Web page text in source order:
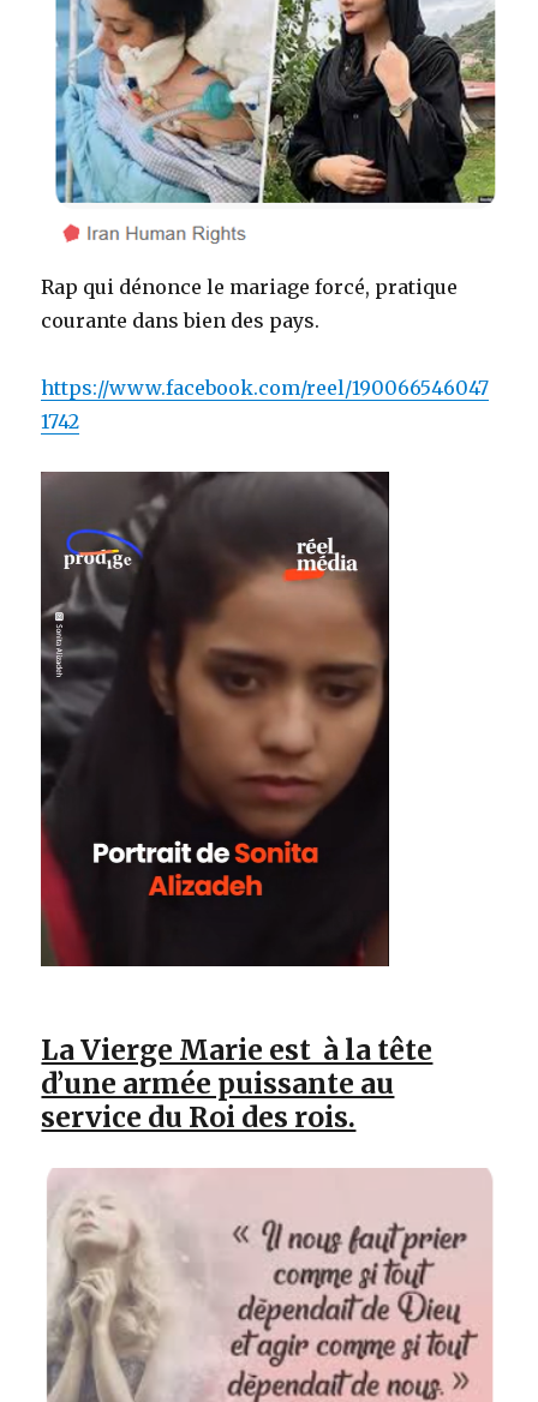
Rap qui dénonce le mariage forcé, pratique
courante dans bien des pays.
https://www.facebook.com/reel/190066546047
1742
La Vierge Marie est à la tête
d’une armée puissante au
service du Roi des rois.